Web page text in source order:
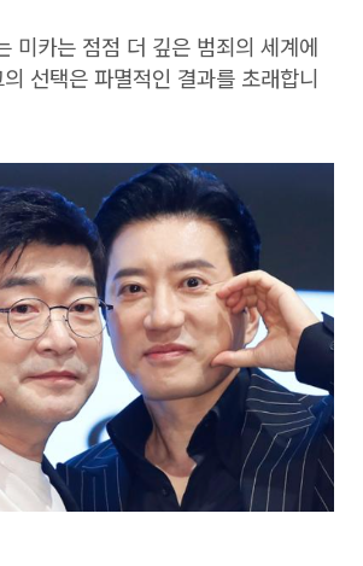
미카는 점점 더 깊은 범죄의 세계에
선택은 파멸적인 결과를 초래합니